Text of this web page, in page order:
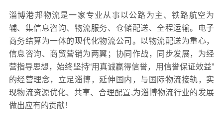
淄博港邦物流是一家专业从事以公路为主、铁路航空为
辅、集信息咨询、物流服务、仓储配送、全程运输。电子
商务结算为一体的现代化物流公司。以物流配送为重心，
信息咨询、商贸营销为两翼；协同作战，同步发展，为经
营指导思想，始终坚持“用真诚赢得信誉，用信誉保证效益”
的经营理念，立足淄博，延伸国内，与国际物流接轨，实
现物流资源优化、共享、合理配置,为淄博物流行业的发展
做出应有的贡献！